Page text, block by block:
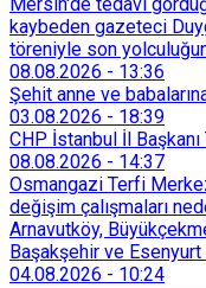
Mersin'de tedavi
kaybeden gazeteci
töreniyle son
08.08.2026 - 13:36
Şehit anne ve
03.08.2026 - 18:39
CHP İstanbul İl
08.08.2026 - 14:37
Osmangazi Terfi
değişim çalışmaları
Arnavutköy,
Başakşehir ve
süreyle su
04.08.2026 - 10:24